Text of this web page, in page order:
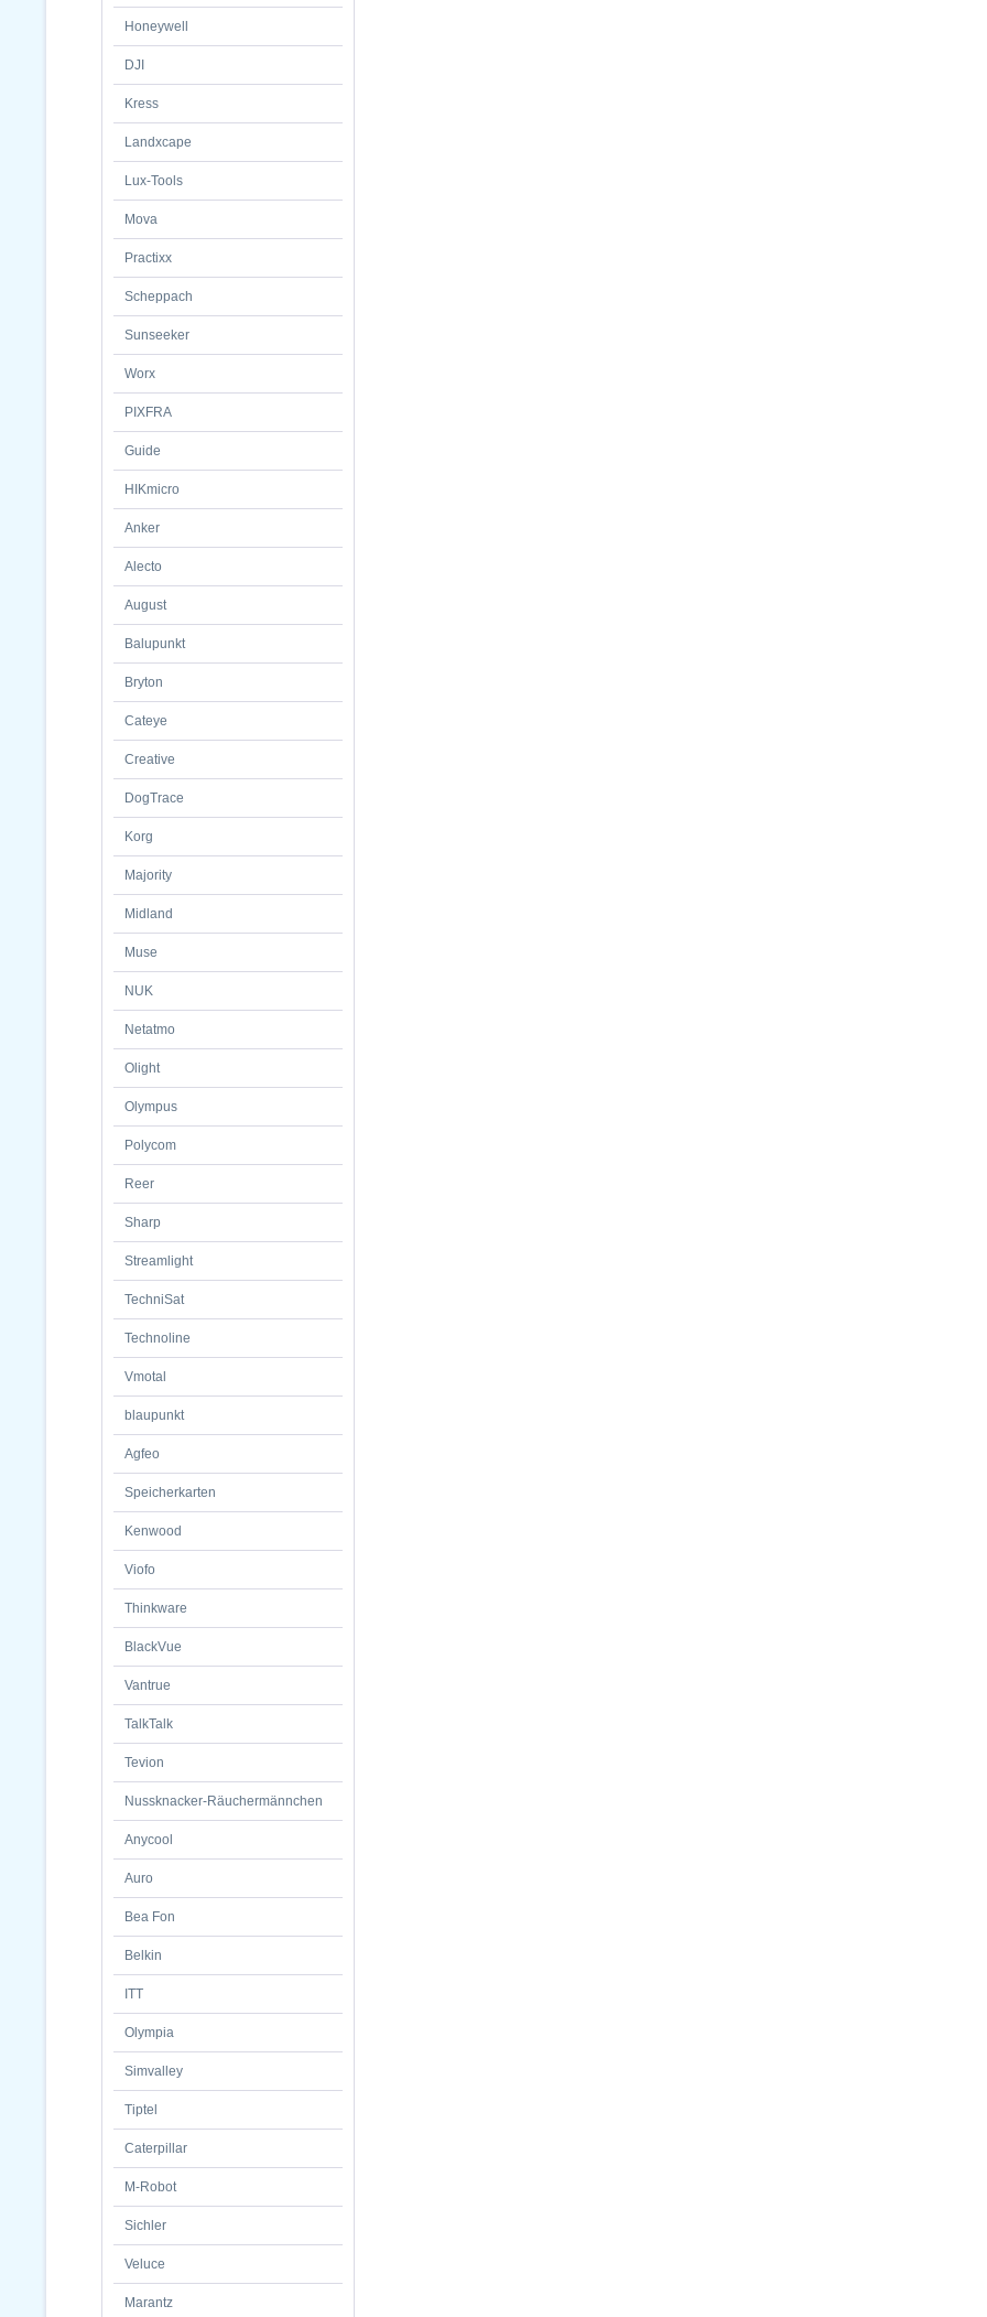
Honeywell
DJI
Kress
Landxcape
Lux-Tools
Mova
Practixx
Scheppach
Sunseeker
Worx
PIXFRA
Guide
HIKmicro
Anker
Alecto
August
Balupunkt
Bryton
Cateye
Creative
DogTrace
Korg
Majority
Midland
Muse
NUK
Netatmo
Olight
Olympus
Polycom
Reer
Sharp
Streamlight
TechniSat
Technoline
Vmotal
blaupunkt
Agfeo
Speicherkarten
Kenwood
Viofo
Thinkware
BlackVue
Vantrue
TalkTalk
Tevion
Nussknacker-Räuchermännchen
Anycool
Auro
Bea Fon
Belkin
ITT
Olympia
Simvalley
Tiptel
Caterpillar
M-Robot
Sichler
Veluce
Marantz